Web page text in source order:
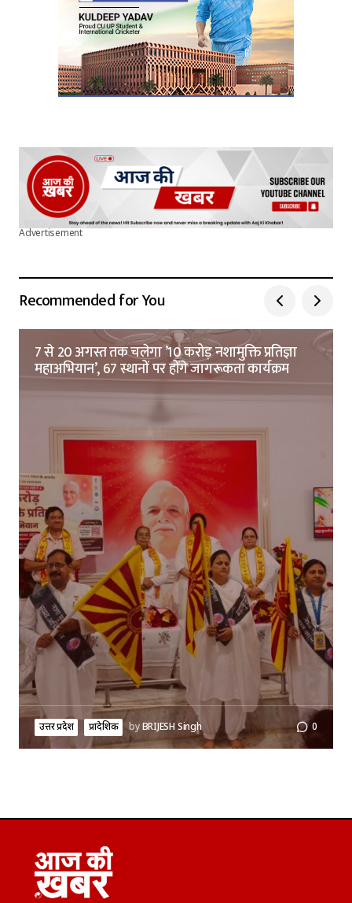
Advertisement
Recommended for You
7 से 20 अगस्त तक चलेगा ’10 करोड़ नशामुक्ति प्रतिज्ञा
महाअभियान’, 67 स्थानों पर होंगे जागरूकता कार्यक्रम
उत्तर प्रदेश प्रादेशिक byBRIJESH Singh 0